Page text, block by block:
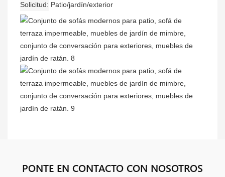
Solicitud Patio/jardín/exterior
PONTE EN CONTACTO CON NOSOTROS